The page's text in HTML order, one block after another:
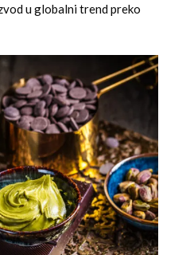
u globalni trend preko